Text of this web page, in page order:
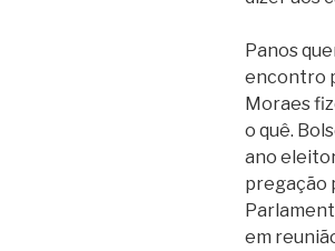
Panos
encontro
Moraes
o quê.
ano
pregação
em